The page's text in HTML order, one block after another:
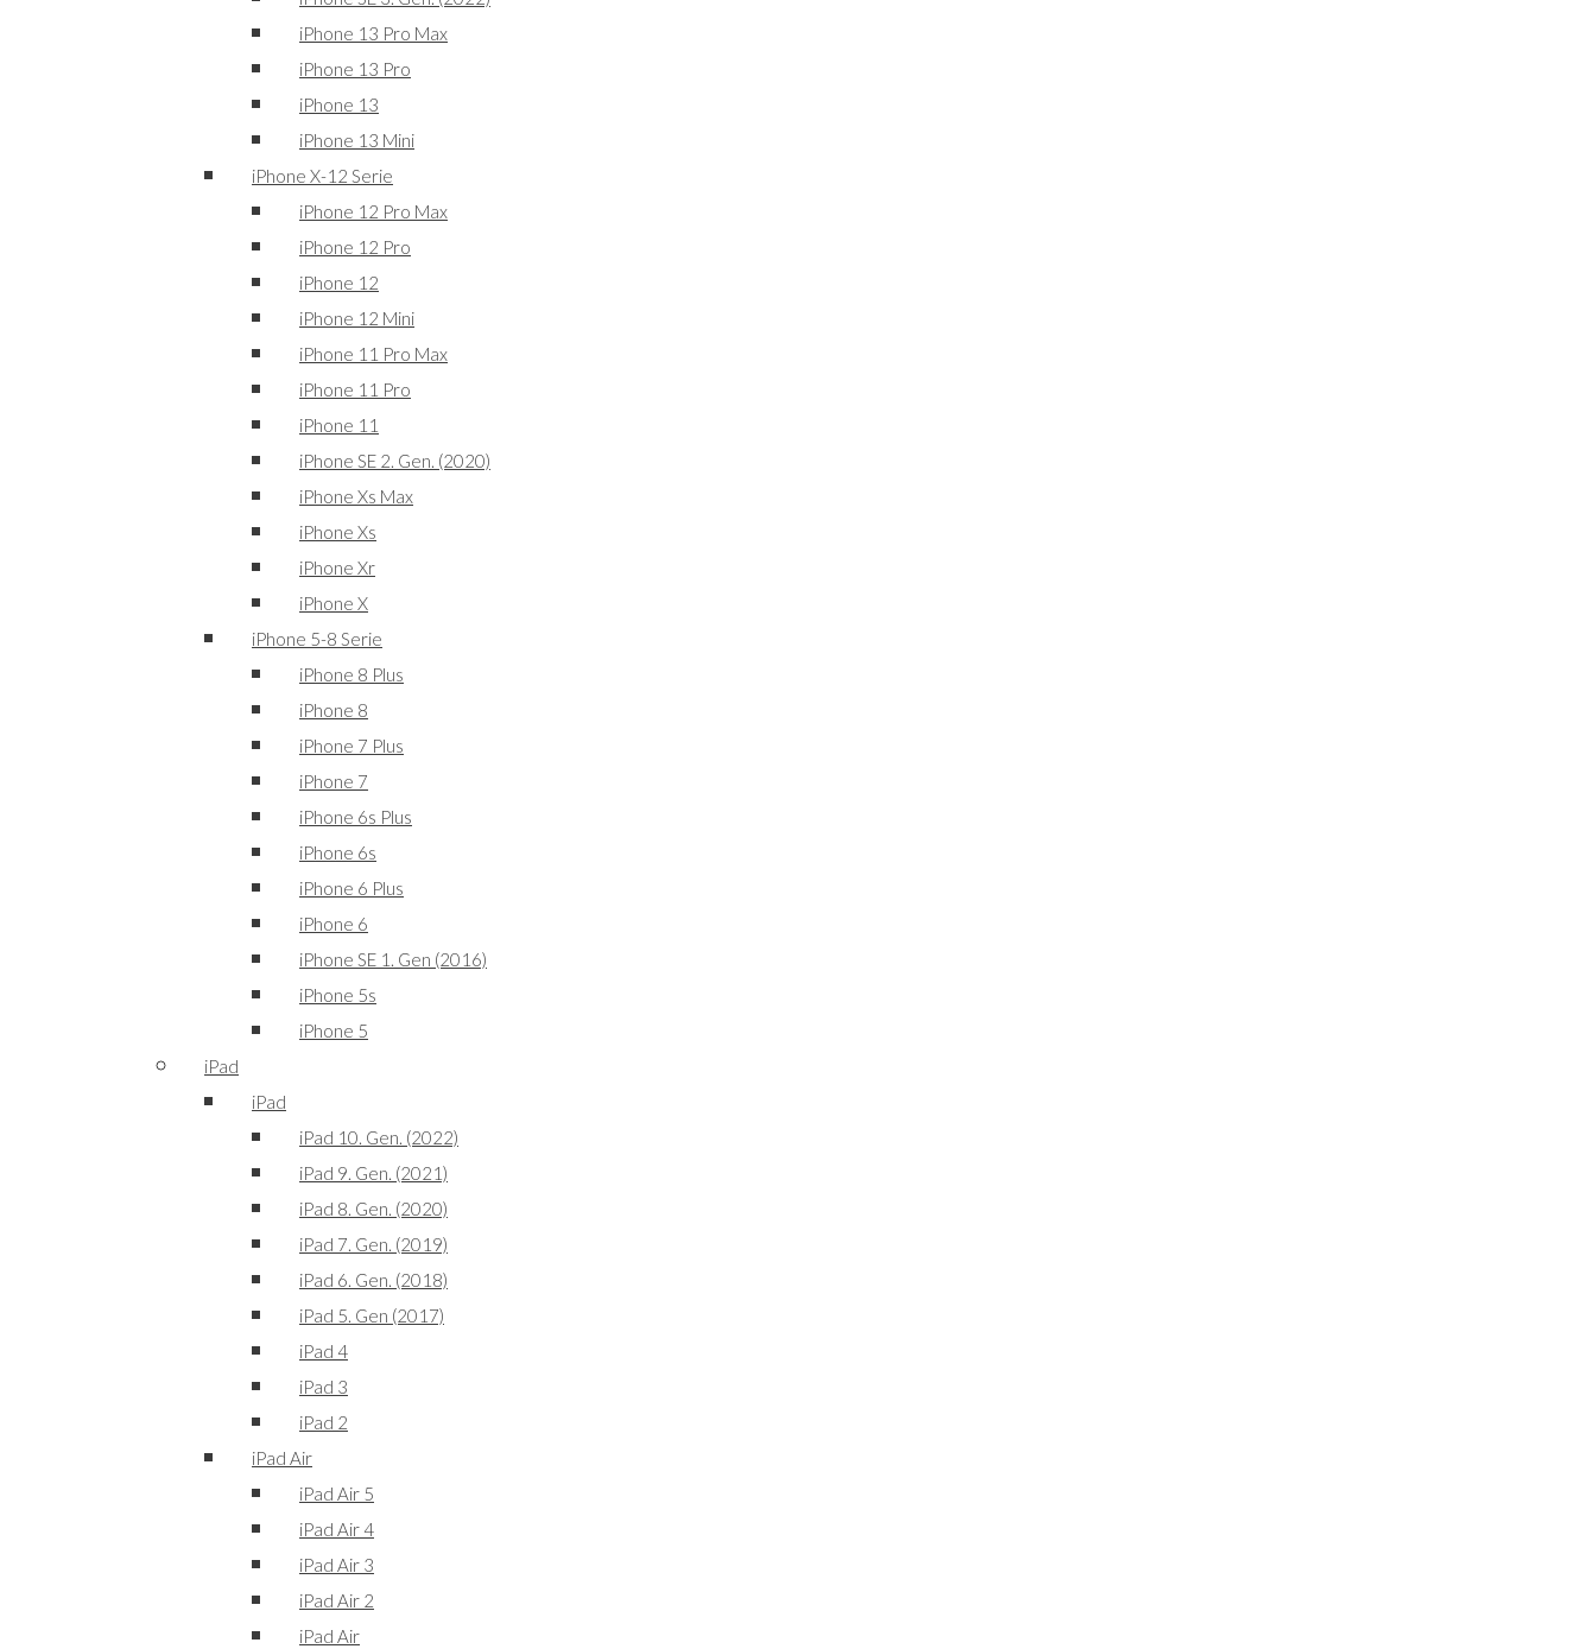
iPhone 13 Pro Max
iPhone 13 Pro
iPhone 13
iPhone 13 Mini
iPhone X-12 Serie
iPhone 12 Pro Max
iPhone 12 Pro
iPhone 12
iPhone 12 Mini
iPhone 11 Pro Max
iPhone 11 Pro
iPhone 11
iPhone SE 2. Gen. (2020)
iPhone Xs Max
iPhone Xs
iPhone Xr
iPhone X
iPhone 5-8 Serie
iPhone 8 Plus
iPhone 8
iPhone 7 Plus
iPhone 7
iPhone 6s Plus
iPhone 6s
iPhone 6 Plus
iPhone 6
iPhone SE 1. Gen (2016)
iPhone 5s
iPhone 5
iPad
iPad
iPad 10. Gen. (2022)
iPad 9. Gen. (2021)
iPad 8. Gen. (2020)
iPad 7. Gen. (2019)
iPad 6. Gen. (2018)
iPad 5. Gen (2017)
iPad 4
iPad 3
iPad 2
iPad Air
iPad Air 5
iPad Air 4
iPad Air 3
iPad Air 2
iPad Air